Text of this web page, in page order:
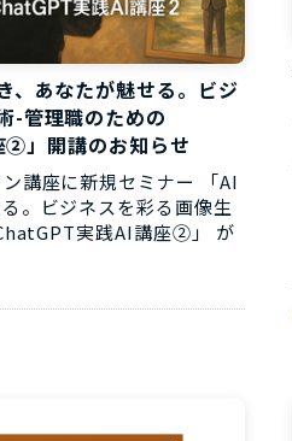
、あなたが魅せる。ビジ
-管理職のための
」開講のお知らせ
講座に新規セミナー 「AI
。ビジネスを彩る画像生
実践AI講座②」 が